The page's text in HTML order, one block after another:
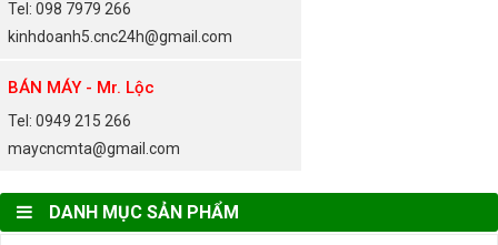
Tel: 098 7979 266
kinhdoanh5.cnc24h@gmail.com
BÁN MÁY - Mr. Lộc
Tel: 0949 215 266
maycncmta@gmail.com
DANH MỤC SẢN PHẨM